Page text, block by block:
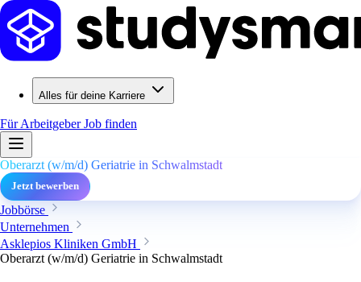
Alles für deine Karriere
Für ArbeitgeberJob finden
Oberarzt (w/m/d) Geriatrie in Schwalmstadt
Jetzt bewerben
Jobbörse
Unternehmen
Asklepios Kliniken GmbH
Oberarzt (w/m/d) Geriatrie in Schwalmstadt